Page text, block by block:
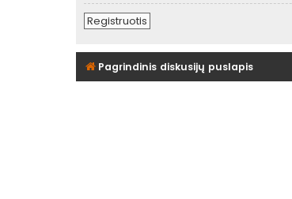
Registruotis
Pagrindinis diskusijų puslapis